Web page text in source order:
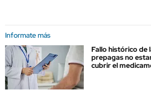
Informate más
Fallo histórico de
prepagas no
cubrir el